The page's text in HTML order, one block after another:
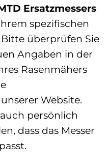
Ersatzmessers
spezifischen
überprüfen Sie
Angaben in der
Rasenmähers
Website.
persönlich
dass das Messer